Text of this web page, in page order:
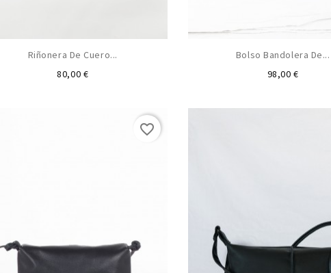
Riñonera De Cuero...
80,00 €Precio
Bolso Bandolera De...
98,00 €Precio
favorite_border